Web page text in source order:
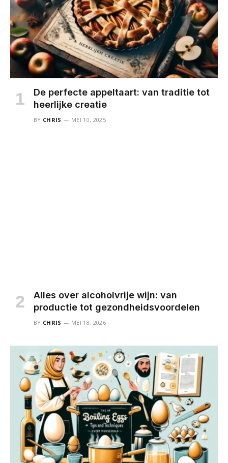
De perfecte appeltaart: van traditie tot
heerlijke creatie
BY CHRIS MEI 10, 2025
Alles over alcoholvrije wijn: van
productie tot gezondheidsvoordelen
BY CHRIS MEI 18, 2026